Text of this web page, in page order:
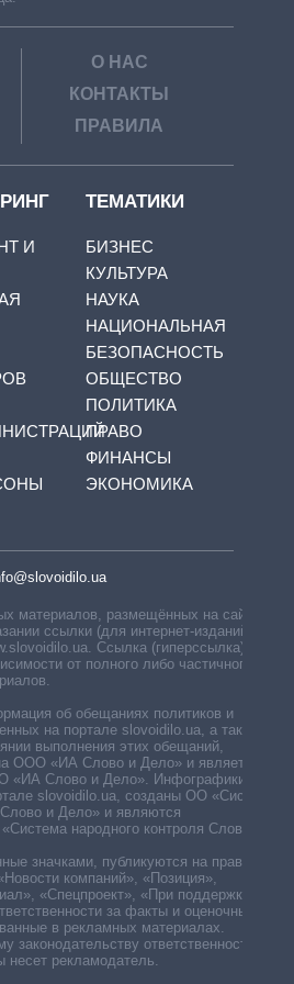
О НАС
КОНТАКТЫ
ПРАВИЛА
И
ТЕМАТИКИ
БИЗНЕС
КУЛЬТУРА
НАУКА
НАЦИОНАЛЬНАЯ
БЕЗОПАСНОСТЬ
ОБЩЕСТВО
ПОЛИТИКА
ПРАВО
ФИНАНСЫ
ЭКОНОМИКА
материалов, размещённых на сайте,
ссылки (для интернет-изданий —
Ссылка (гиперссылка)
от полного либо частичного
об обещаниях политиков и
на портале slovoidilo.ua, а также
выполнения этих обещаний,
ООО «ИА Слово и Дело» и является
«ИА Слово и Дело». Инфографики,
slovoidilo.ua, созданы ОО «Система
Слово и Дело» и являются
народного контроля Слово и
значками, публикуются на правах
компаний», «Позиция»,
«Спецпроект», «При поддержке».
за факты и оценочные
в рекламных материалах.
законодательству ответственность за
рекламодатель.